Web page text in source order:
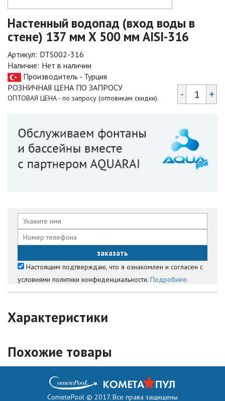
Настенный водопад (вход воды в
стене) 137 мм Х 500 мм AISI-316
Артикул: DTS002-316
Наличие: Нет в наличии
Производитель - Турция
РОЗНИЧНАЯ ЦЕНА ПО ЗАПРОСУ
ОПТОВАЯ ЦЕНА - по запросу (оптовикам скидки). - +
Настоящим подтверждаю, что я ознакомлен и согласен с
условиями политики конфиденциальности. Подробнее.
Характеристики
Похожие товары
CometePool © 2017. Все права защищены